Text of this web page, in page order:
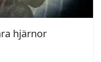
hjärnor